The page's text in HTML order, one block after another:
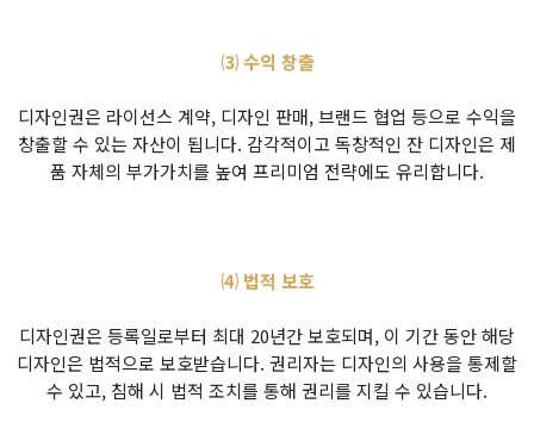
⑶ 수익 창출
디자인권은 라이선스 계약, 디자인 판매, 브랜드 협업 등으로 수익을
창출할 수 있는 자산이 됩니다. 감각적이고 독창적인 잔 디자인은 제
품 자체의 부가가치를 높여 프리미엄 전략에도 유리합니다.
⑷ 법적 보호
디자인권은 등록일로부터 최대 20년간 보호되며, 이 기간 동안 해당
디자인은 법적으로 보호받습니다. 권리자는 디자인의 사용을 통제할
수 있고, 침해 시 법적 조치를 통해 권리를 지킬 수 있습니다.